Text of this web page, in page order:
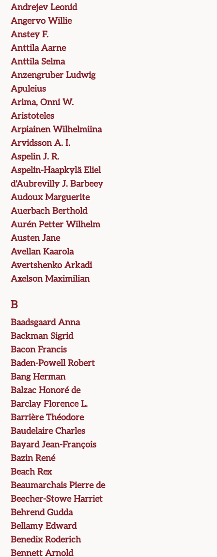
Andrejev Leonid
Angervo Willie
Anstey F.
Anttila Aarne
Anttila Selma
Anzengruber Ludwig
Apuleius
Arima, Onni W.
Aristoteles
Arpiainen Wilhelmiina
Arvidsson A. I.
Aspelin J. R.
Aspelin-Haapkylä Eliel
d'Aubrevilly J. Barbeey
Audoux Marguerite
Auerbach Berthold
Aurén Petter Wilhelm
Austen Jane
Avellan Kaarola
Avertshenko Arkadi
Axelson Maximilian
B
Baadsgaard Anna
Backman Sigrid
Bacon Francis
Baden-Powell Robert
Bang Herman
Balzac Honoré de
Barclay Florence L.
Barrière Théodore
Baudelaire Charles
Bayard Jean-François
Bazin René
Beach Rex
Beaumarchais Pierre de
Beecher-Stowe Harriet
Behrend Gudda
Bellamy Edward
Benedix Roderich
Bennett Arnold